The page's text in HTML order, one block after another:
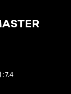
7.4